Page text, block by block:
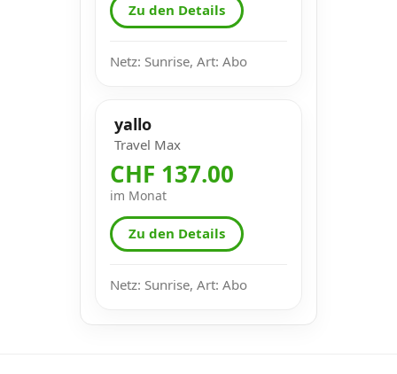
Zu den Details
Netz: Sunrise, Art: Abo
yallo
Travel Max
CHF 137.00
im Monat
Zu den Details
Netz: Sunrise, Art: Abo